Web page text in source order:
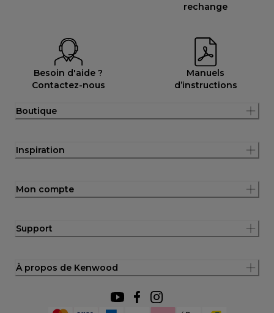
rechange
Besoin d'aide ?
Contactez-nous
Manuels
d’instructions
Boutique
Inspiration
Mon compte
Support
À propos de Kenwood